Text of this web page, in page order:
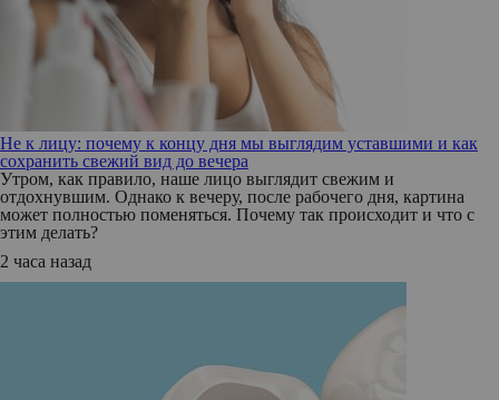
Не к лицу: почему к концу дня мы выглядим уставшими и как
сохранить свежий вид до вечера
Утром, как правило, наше лицо выглядит свежим и
отдохнувшим. Однако к вечеру, после рабочего дня, картина
может полностью поменяться. Почему так происходит и что с
этим делать?
2 часа назад